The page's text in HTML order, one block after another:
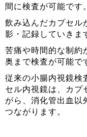
間に検査が可能です。
飲み込んだカプセル
影・記録していきま
苦痛や時間的な制約
奥まで検査が可能で
従来の小腸内視鏡検
セル内視鏡は、カプ
がら、消化管出血以
つながります。